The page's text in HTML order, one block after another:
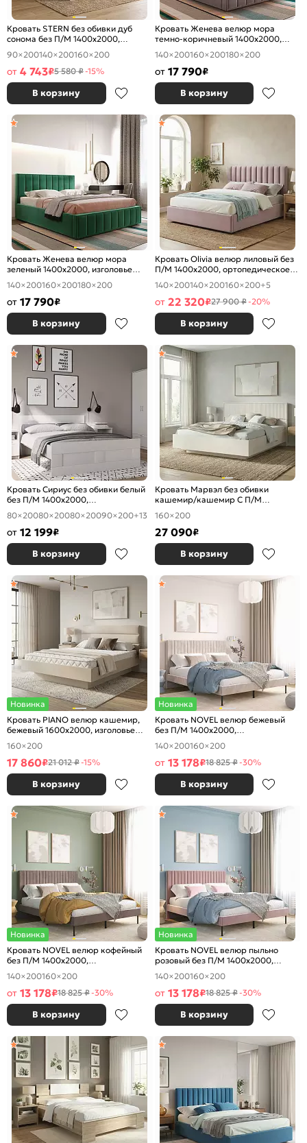
Кровать STERN без обивки дуб
сонома без П/М 1400x2000,
изголовье жесткое
90×200140×200160×200
от 4 743₽5 580 ₽-15%
В корзину
Кровать Женева велюр мора
темно-коричневый 1400x2000,
изголовье мягкое
140×200160×200180×200
от 17 790₽
В корзину
Кровать Женева велюр мора
зеленый 1400x2000, изголовье
мягкое
140×200160×200180×200
от 17 790₽
В корзину
Кровать Olivia велюр лиловый без
П/М 1400x2000, ортопедическое
основание, изголовье мягкое
140×200140×200160×200+5
от 22 320₽27 900 ₽-20%
В корзину
Кровать Сириус без обивки белый
без П/М 1400x2000,
ортопедическое основание,
изголовье жесткое
80×20080×20080×20090×200+13
от 12 199₽
В корзину
Кровать Марвэл без обивки
кашемир/кашемир С П/М
1600x2000, ортопедическое
основание, изголовье жесткое
160×200
27 090₽
В корзину
Новинка
Кровать PIANO велюр кашемир,
бежевый 1600x2000, изголовье
мягкое
160×200
17 860₽21 012 ₽-15%
В корзину
Новинка
Кровать NOVEL велюр бежевый
без П/М 1400x2000,
ортопедическое основание,
изголовье мягкое
140×200160×200
от 13 178₽18 825 ₽-30%
В корзину
Новинка
Кровать NOVEL велюр кофейный
без П/М 1400x2000,
ортопедическое основание,
изголовье мягкое
140×200160×200
от 13 178₽18 825 ₽-30%
В корзину
Новинка
Кровать NOVEL велюр пыльно
розовый без П/М 1400x2000,
ортопедическое основание,
изголовье мягкое
140×200160×200
от 13 178₽18 825 ₽-30%
В корзину